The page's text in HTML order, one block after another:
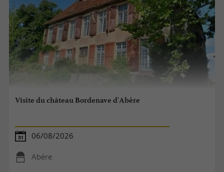
Visite du château Bordenave d'Abère
06/08/2026
Abère